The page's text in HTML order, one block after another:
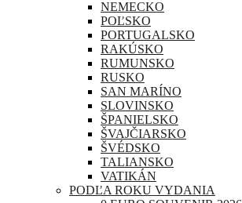
NEMECKO
POĽSKO
PORTUGALSKO
RAKÚSKO
RUMUNSKO
RUSKO
SAN MARÍNO
SLOVINSKO
ŠPANIELSKO
ŠVAJČIARSKO
ŠVÉDSKO
TALIANSKO
VATIKÁN
PODĽA ROKU VYDANIA